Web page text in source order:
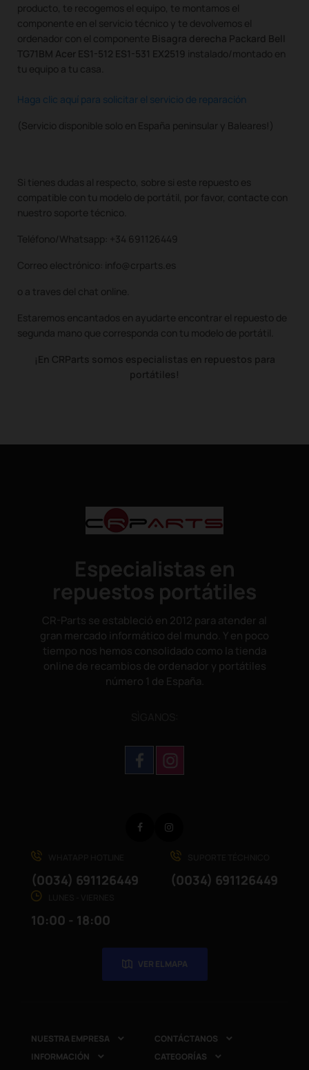
producto, te recogemos el equipo, te montamos el
componente en el servicio técnico y te devolvemos el
ordenador con el componente Bisagra derecha Packard Bell
TG71BM Acer ES1-512 ES1-531 EX2519 instalado/montado en
tu equipo a tu casa.
Haga clic aquí para solicitar el servicio de reparación
(Servicio disponible solo en España peninsular y Baleares!)
Si tienes dudas al respecto, sobre si este repuesto es
compatible con tu modelo de portátil, por favor, contacte con
nuestro soporte técnico.
Teléfono/Whatsapp: +34 691126449
Correo electrónico: info@crparts.es
o a traves del chat online.
Estaremos encantados en ayudarte encontrar el repuesto de
segunda mano que corresponda con tu modelo de portátil.
¡En CRParts somos especialistas en repuestos para
portátiles!
Especialistas en
repuestos portátiles
CR-Parts se estableció en 2012 para atender al
gran mercado informático del mundo. Y en poco
tiempo nos hemos consolidado como la tienda
online de recambios de ordenador y portátiles
número 1 de España.
(0034) 691126449 (0034) 691126449
10:00 - 18:00
VER EL MAPA
Facebook
NUESTRA EMPRESA  CONTÁCTANOS 
INFORMACIÓN  CATEGORÍAS 